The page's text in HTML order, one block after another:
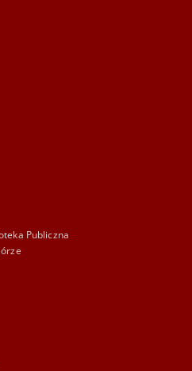
Publiczna